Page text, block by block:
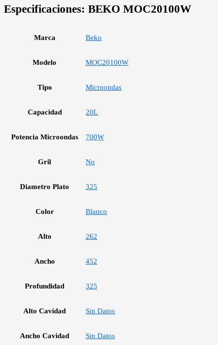
Especificaciones: BEKO MOC20100W
Marca Beko
Modelo MOC20100W
Tipo Microondas
Capacidad 20L
Potencia Microondas 700W
Gril No
Diametro Plato 325
Color Blanco
Alto 262
Ancho 452
Profundidad 325
Alto Cavidad Sin Datos
Ancho Cavidad Sin Datos